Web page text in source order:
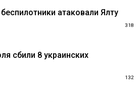
атаковали Ялту
318
сбили 8 украинских
132